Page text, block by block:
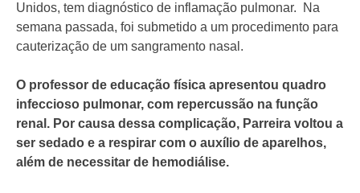
Unidos, tem diagnóstico de inflamação pulmonar. Na
semana passada, foi submetido a um procedimento para
cauterização de um sangramento nasal.
O professor de educação física apresentou quadro
infeccioso pulmonar, com repercussão na função
renal. Por causa dessa complicação, Parreira voltou a
ser sedado e a respirar com o auxílio de aparelhos,
além de necessitar de hemodiálise.